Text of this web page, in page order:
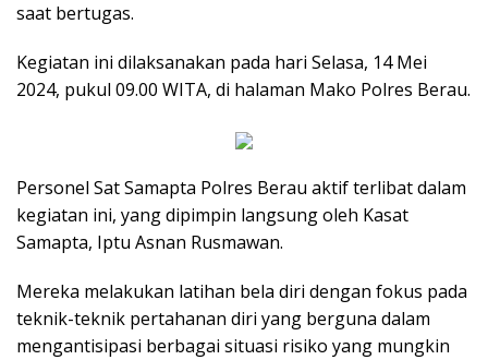
saat bertugas.
Kegiatan ini dilaksanakan pada hari Selasa, 14 Mei
2024, pukul 09.00 WITA, di halaman Mako Polres Berau.
Personel Sat Samapta Polres Berau aktif terlibat dalam
kegiatan ini, yang dipimpin langsung oleh Kasat
Samapta, Iptu Asnan Rusmawan.
Mereka melakukan latihan bela diri dengan fokus pada
teknik-teknik pertahanan diri yang berguna dalam
mengantisipasi berbagai situasi risiko yang mungkin